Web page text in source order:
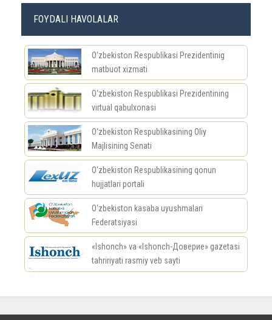
FOYDALI HAVOLALAR
O‘zbekiston Respublikasi Prezidentinig
matbuot xizmati
O‘zbekiston Respublikasi Prezidentining
virtual qabulxonasi
O‘zbekiston Respublikasining Oliy
Majlisining Senati
O‘zbekiston Respublikasining qonun
hujjatlari portali
O‘zbekiston kasaba uyushmalari
Federatsiyasi
«Ishonch» va «Ishonch-Доверие» gazetasi
tahririyati rasmiy veb sayti